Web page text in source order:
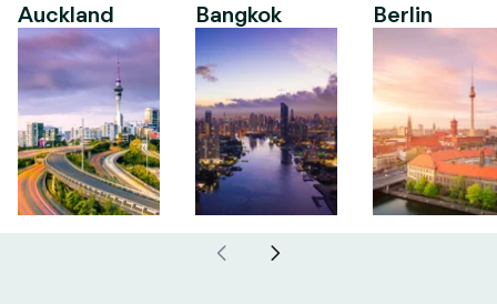
Auckland Bangkok Berlin